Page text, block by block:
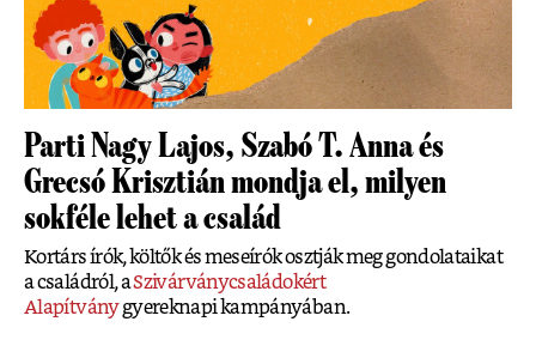
Parti Nagy Lajos, Szabó T. Anna és
Grecsó Krisztián mondja el, milyen
sokféle lehet a család
Kortárs írók, költők és meseírók osztják meg gondolataikat
a családról, aSzivárványcsaládokért
Alapítványgyereknapi kampányában.